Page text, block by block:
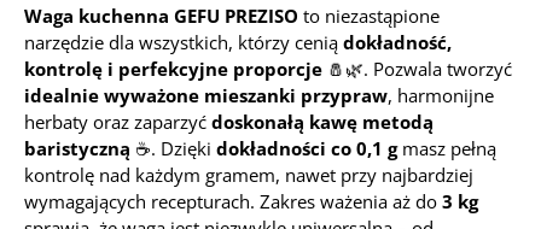
Waga kuchenna GEFU PREZISO to niezastąpione
narzędzie dla wszystkich, którzy cenią dokładność,
kontrolę i perfekcyjne proporcje 🧂🌿. Pozwala tworzyć
idealnie wyważone mieszanki przypraw, harmonijne
herbaty oraz zaparzyć doskonałą kawę metodą
baristyczną ☕. Dzięki dokładności co 0,1 gmasz pełną
kontrolę nad każdym gramem, nawet przy najbardziej
wymagających recepturach. Zakres ważenia aż do 3 kg